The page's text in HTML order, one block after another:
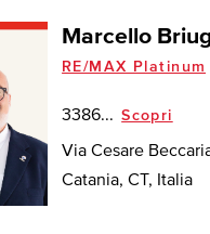
Marcello
RE/MAX Platinum
3386... Scopri
Via Cesare
Catania, CT, Italia